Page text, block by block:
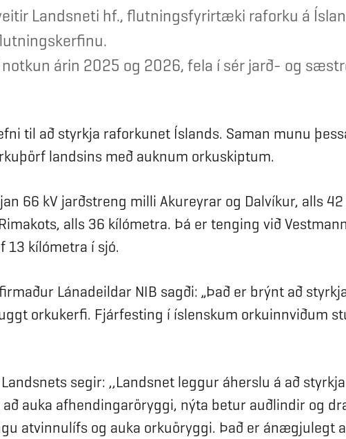
Landsneti hf., flutningsfyrirtæki raforku á
árin 2025 og 2026, fela í sér jarð- og
til að styrkja raforkunet Íslands. Saman munu
landsins með auknum orkuskiptum.
66 kV jarðstreng milli Akureyrar og Dalvíkur, alls
alls 36 kílómetra. Þá er tenging við
13 kílómetra í sjó.
Lánadeildar NIB sagði: „Það er brýnt að
orkukerfi. Fjárfesting í íslenskum orkuinnviðum
segir: ,,Landsnet leggur áherslu á að
auka afhendingaröryggi, nýta betur auðlindir og
atvinnulífs og auka orkuöryggi. Það er ánægjulegt